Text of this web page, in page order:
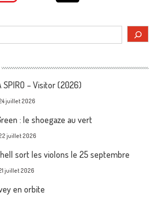
SPIRO – Visitor (2026)
juillet 2026
: le shoegaze au vert
juillet 2026
sort les violons le 25 septembre
juillet 2026
en orbite